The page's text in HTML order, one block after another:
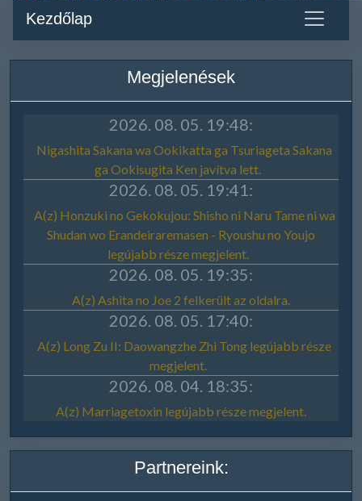
Kezdőlap
Megjelenések
Partnereink: